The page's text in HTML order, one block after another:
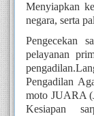
Menyiapkan
negara, serta
Pengecekan
pelayanan
Pengadilan
moto JUARA
Kesiapan